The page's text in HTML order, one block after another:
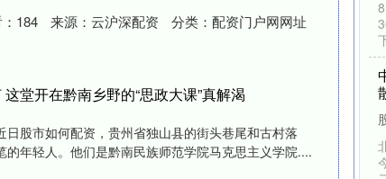
184 来源： 云沪深配资 分类： 配资门户网网址
堂开在黔南乡野的“思政大课”真解渴
股市如何配资，贵州省独山县的街头巷尾和古村落
年轻人。他们是黔南民族师范学院马克思主义学院....